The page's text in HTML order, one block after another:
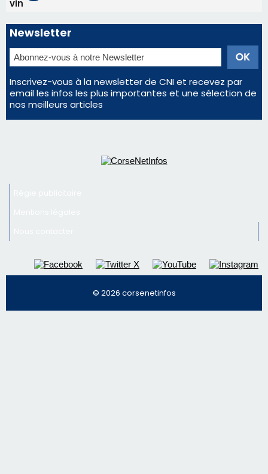
Régie publicitaire
Mentions légales
Nous contacter